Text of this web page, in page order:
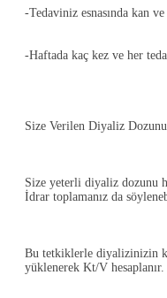
-Tedaviniz esnasında kan
-Haftada kaç kez ve her
Size Verilen Diyaliz
Size yeterli diyaliz dozunu
İdrar toplamanız da
Bu tetkiklerle diyalizinizin
yüklenerek Kt/V